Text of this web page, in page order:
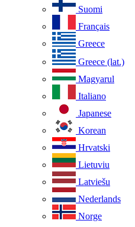
Suomi
Français
Greece
Greece (lat.)
Magyarul
Italiano
Japanese
Korean
Hrvatski
Lietuviu
Latviešu
Nederlands
Norge